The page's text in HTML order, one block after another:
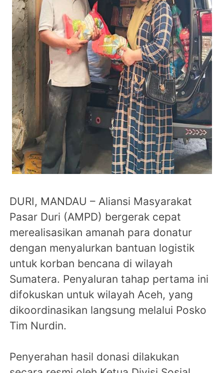
DURI, MANDAU – Aliansi Masyarakat
Pasar Duri (AMPD) bergerak cepat
merealisasikan amanah para donatur
dengan menyalurkan bantuan logistik
untuk korban bencana di wilayah
Sumatera. Penyaluran tahap pertama ini
difokuskan untuk wilayah Aceh, yang
dikoordinasikan langsung melalui Posko
Tim Nurdin.
Penyerahan hasil donasi dilakukan